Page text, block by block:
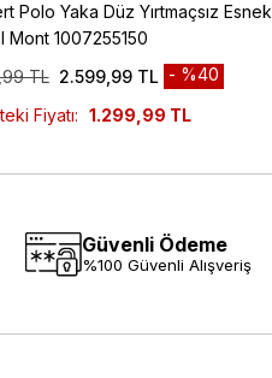
Polo Yaka Düz Yırtmaçsız Esnek
Mont 1007255150
TL 2.599,99 TL
%40
Fiyatı: 1.299,99 TL
Güvenli Ödeme
%100 Güvenli Alışveriş